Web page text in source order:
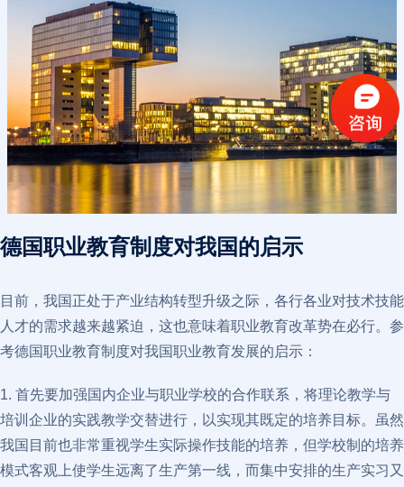
德国职业教育制度对我国的启示
目前，我国正处于产业结构转型升级之际，各行各业对技术技能
人才的需求越来越紧迫，这也意味着职业教育改革势在必行。参
考德国职业教育制度对我国职业教育发展的启示：
1. 首先要加强国内企业与职业学校的合作联系，将理论教学与
培训企业的实践教学交替进行，以实现其既定的培养目标。虽然
我国目前也非常重视学生实际操作技能的培养，但学校制的培养
模式客观上使学生远离了生产第一线，而集中安排的生产实习又